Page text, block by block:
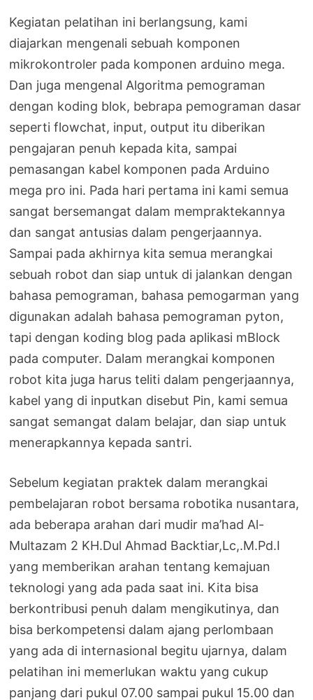
Kegiatan pelatihan ini berlangsung, kami
diajarkan mengenali sebuah komponen
mikrokontroler pada komponen arduino mega.
Dan juga mengenal Algoritma pemograman
dengan koding blok, bebrapa pemograman dasar
seperti flowchat, input, output itu diberikan
pengajaran penuh kepada kita, sampai
pemasangan kabel komponen pada Arduino
mega pro ini. Pada hari pertama ini kami semua
sangat bersemangat dalam mempraktekannya
dan sangat antusias dalam pengerjaannya.
Sampai pada akhirnya kita semua merangkai
sebuah robot dan siap untuk di jalankan dengan
bahasa pemograman, bahasa pemogarman yang
digunakan adalah bahasa pemograman pyton,
tapi dengan koding blog pada aplikasi mBlock
pada computer. Dalam merangkai komponen
robot kita juga harus teliti dalam pengerjaannya,
kabel yang di inputkan disebut Pin, kami semua
sangat semangat dalam belajar, dan siap untuk
menerapkannya kepada santri.
Sebelum kegiatan praktek dalam merangkai
pembelajaran robot bersama robotika nusantara,
ada beberapa arahan dari mudir ma’had Al-
Multazam 2 KH.Dul Ahmad Backtiar,Lc,.M.Pd.I
yang memberikan arahan tentang kemajuan
teknologi yang ada pada saat ini. Kita bisa
berkontribusi penuh dalam mengikutinya, dan
bisa berkompetensi dalam ajang perlombaan
yang ada di internasional begitu ujarnya, dalam
pelatihan ini memerlukan waktu yang cukup
panjang dari pukul 07.00 sampai pukul 15.00 dan